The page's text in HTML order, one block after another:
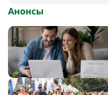
Анонсы